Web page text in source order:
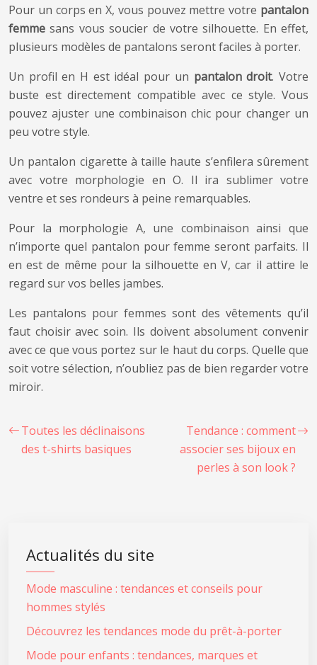
Pour un corps en X, vous pouvez mettre votre pantalon
femmesans vous soucier de votre silhouette. En effet,
plusieurs modèles de pantalons seront faciles à porter.
Un profil en H est idéal pour un pantalon droit. Votre
buste est directement compatible avec ce style. Vous
pouvez ajuster une combinaison chic pour changer un
peu votre style.
Un pantalon cigarette à taille haute s’enfilera sûrement
avec votre morphologie en O. Il ira sublimer votre
ventre et ses rondeurs à peine remarquables.
Pour la morphologie A, une combinaison ainsi que
n’importe quel pantalon pour femme seront parfaits. Il
en est de même pour la silhouette en V, car il attire le
regard sur vos belles jambes.
Les pantalons pour femmes sont des vêtements qu’il
faut choisir avec soin. Ils doivent absolument convenir
avec ce que vous portez sur le haut du corps. Quelle que
soit votre sélection, n’oubliez pas de bien regarder votre
miroir.
Toutes les déclinaisons
des t-shirts basiques
Tendance : comment
associer ses bijoux en
perles à son look ?
Actualités du site
Mode masculine : tendances et conseils pour
hommes stylés
Découvrez les tendances mode du prêt-à-porter
Mode pour enfants : tendances, marques et